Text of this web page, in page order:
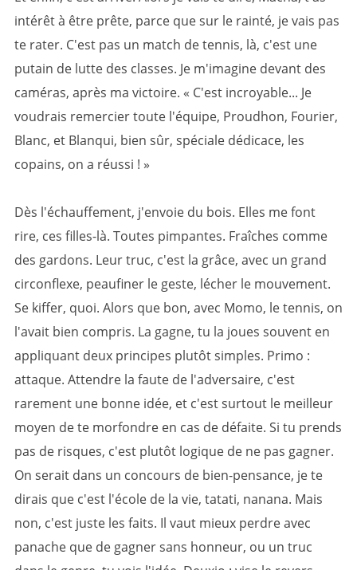
intérêt à être prête, parce que sur le rainté, je vais pas
te rater. C'est pas un match de tennis, là, c'est une
putain de lutte des classes. Je m'imagine devant des
caméras, après ma victoire. « C'est incroyable... Je
voudrais remercier toute l'équipe, Proudhon, Fourier,
Blanc, et Blanqui, bien sûr, spéciale dédicace, les
copains, on a réussi ! »
Dès l'échauffement, j'envoie du bois. Elles me font
rire, ces filles-là. Toutes pimpantes. Fraîches comme
des gardons. Leur truc, c'est la grâce, avec un grand
circonflexe, peaufiner le geste, lécher le mouvement.
Se kiffer, quoi. Alors que bon, avec Momo, le tennis, on
l'avait bien compris. La gagne, tu la joues souvent en
appliquant deux principes plutôt simples. Primo :
attaque. Attendre la faute de l'adversaire, c'est
rarement une bonne idée, et c'est surtout le meilleur
moyen de te morfondre en cas de défaite. Si tu prends
pas de risques, c'est plutôt logique de ne pas gagner.
On serait dans un concours de bien-pensance, je te
dirais que c'est l'école de la vie, tatati, nanana. Mais
non, c'est juste les faits. Il vaut mieux perdre avec
panache que de gagner sans honneur, ou un truc